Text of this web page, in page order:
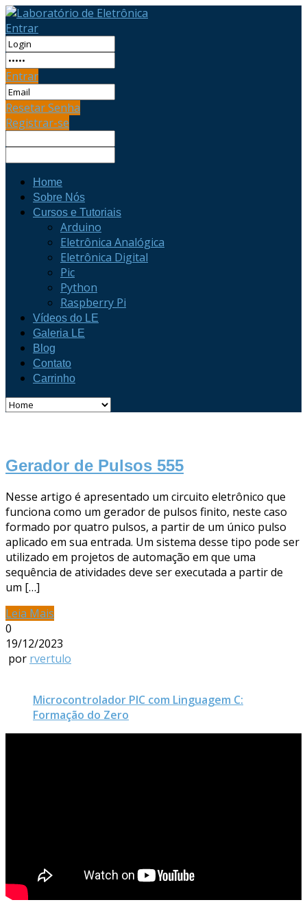
Entrar
Entrar
Resetar Senha
Registrar-se
Home
Sobre Nós
Cursos e Tutoriais
Arduino
Eletrônica Analógica
Eletrônica Digital
Pic
Python
Raspberry Pi
Vídeos do LE
Galeria LE
Blog
Contato
Carrinho
Gerador de Pulsos 555
Nesse artigo é apresentado um circuito eletrônico que
funciona como um gerador de pulsos finito, neste caso
formado por quatro pulsos, a partir de um único pulso
aplicado em sua entrada. Um sistema desse tipo pode ser
utilizado em projetos de automação em que uma
sequência de atividades deve ser executada a partir de
um […]
Leia Mais
0
19/12/2023
por rvertulo
Microcontrolador PIC com Linguagem C:
Formação do Zero